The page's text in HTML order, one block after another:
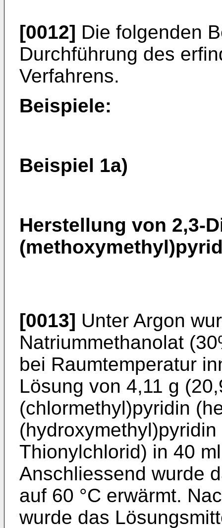
[0012] Die folgenden
Durchführung des
Verfahrens.
Beispiele:
Beispiel 1a)
Herstellung von 2,3-
[0013] Unter Argon
Natriummethanolat
bei Raumtemperatur
Lösung von 4,11 g
(chlormethyl)pyridin
Thionylchlorid) in 40
Anschliessend wurde
auf 60 °C erwärmt.
wurde das